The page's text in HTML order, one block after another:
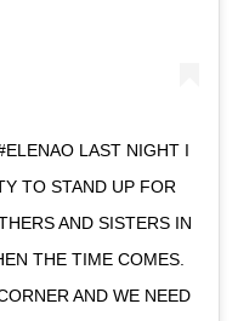
LAST NIGHT I
TO STAND UP FOR
AND SISTERS IN
THE TIME COMES.
AND WE NEED